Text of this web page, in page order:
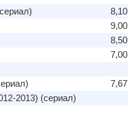
8,10
9,00
8,50
7,00
7,67
2013) (сериал)